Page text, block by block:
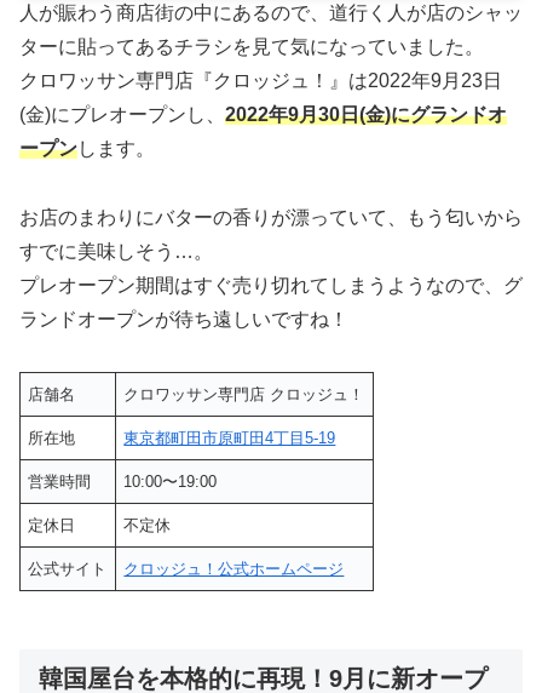
人が賑わう商店街の中にあるので、道行く人が店のシャッ
ターに貼ってあるチラシを見て気になっていました。
クロワッサン専門店『クロッジュ！』は2022年9月23日
(金)にプレオープンし、 2022年9月30日(金)にグランドオ
ープンします。
お店のまわりにバターの香りが漂っていて、もう匂いから
すでに美味しそう…。
プレオープン期間はすぐ売り切れてしまうようなので、グ
ランドオープンが待ち遠しいですね！
店舗名 クロワッサン専門店 クロッジュ！
所在地 東京都町田市原町田4丁目5-19
営業時間 10:00〜19:00
定休日 不定休
公式サイト クロッジュ！公式ホームページ
韓国屋台を本格的に再現！9月に新オープ